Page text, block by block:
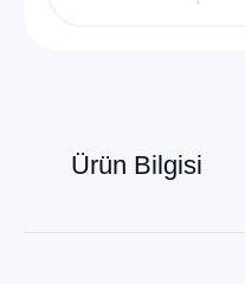
Ürün Bilgisi